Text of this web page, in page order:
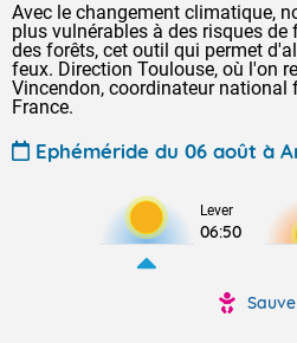
Avec le changement climatique,
plus vulnérables à des risques de
des forêts, cet outil qui permet
feux. Direction Toulouse, où l'on
Vincendon, coordinateur national
France.
Ephéméride du 06 août à
Lever
06:50